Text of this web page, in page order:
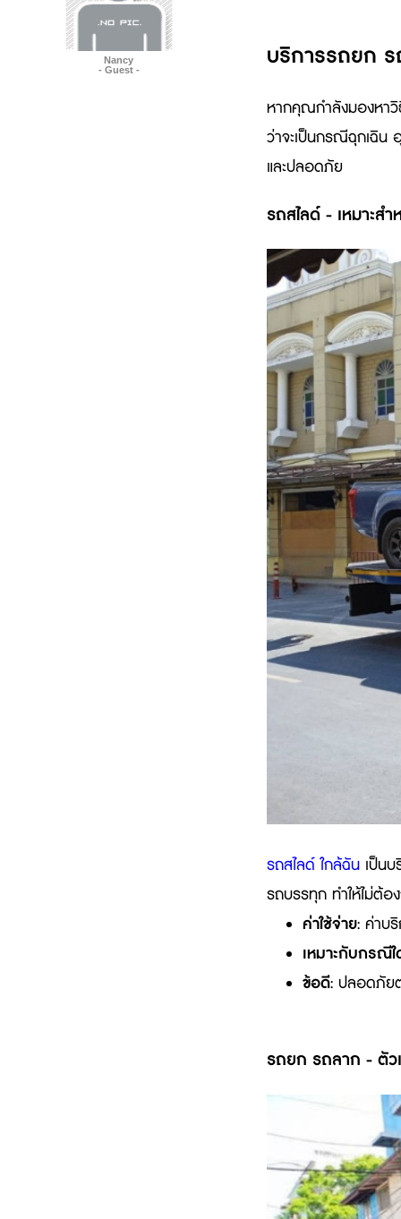
Nancy
- Guest -
บริการรถยก ร
หากคุณกำลังมองหา
ว่าจะเป็นกรณีฉุกเฉิน
และปลอดภัย
รถสไลด์ - เหมาะ
รถสไลด์ ใกล้ฉัน เป็น
รถบรรทุก ทำให้ไม่ต้อ
ค่าใช้จ่าย: ค่าบ
เหมาะกับกรณีใ
ข้อดี: ปลอดภัยต่
รถยก รถลาก - ตัว